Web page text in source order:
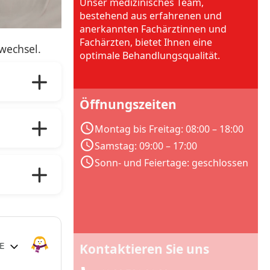
bestehend aus erfahrenen und
anerkannten Fachärztinnen und
Fachärzten, bietet Ihnen eine
optimale Behandlungsqualität.
Öffnungszeiten
Montag bis Freitag: 08:00 – 18:00
Samstag: 09:00 – 17:00
Sonn- und Feiertage: geschlossen
Kontaktieren Sie uns